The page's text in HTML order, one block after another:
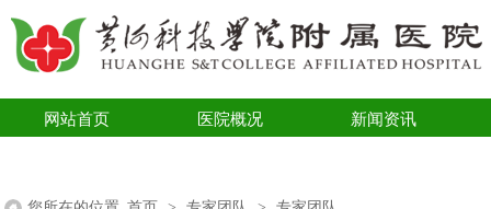
网站首页 医院概况 新闻资讯